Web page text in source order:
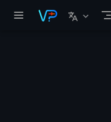
跳至主要內容